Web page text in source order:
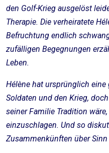
den Golf-Krieg ausgelöst
Therapie. Die verheiratete
Befruchtung endlich
zufälligen Begegnungen
Leben.
Hélène hat ursprünglich
Soldaten und den Krieg,
seiner Familie Tradition
einzuschlagen. Und so
Zusammenkünften über